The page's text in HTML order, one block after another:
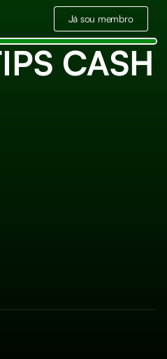
Já sou membro
CASH